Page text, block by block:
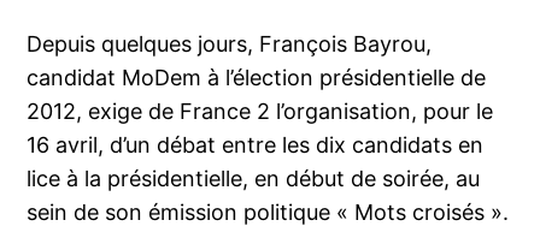
Depuis quelques jours, François Bayrou,
candidat MoDem à l’élection présidentielle de
2012, exige de France 2 l’organisation, pour le
16 avril, d’un débat entre les dix candidats en
lice à la présidentielle, en début de soirée, au
sein de son émission politique « Mots croisés ».